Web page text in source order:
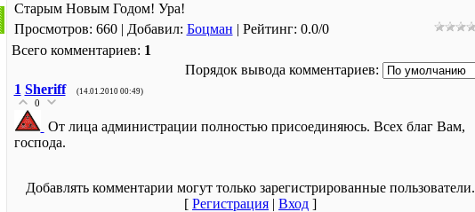
Старым Новым Годом! Ура!
Просмотров: 660 | Добавил: Боцман | Рейтинг: 0.0/0
Всего комментариев: 1
Порядок вывода комментариев:
1 Sheriff (14.01.2010 00:49)
0
От лица администрации полностью присоединяюсь. Всех благ Вам,
господа.
Добавлять комментарии могут только зарегистрированные пользователи.
[ Регистрация | Вход ]